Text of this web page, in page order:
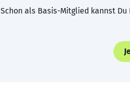
Schon als Basis-Mitglied kannst